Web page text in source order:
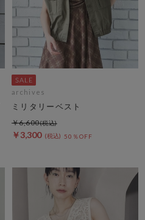
archives
ミリタリーベスト
￥3,300 50％OFF
￥6,600